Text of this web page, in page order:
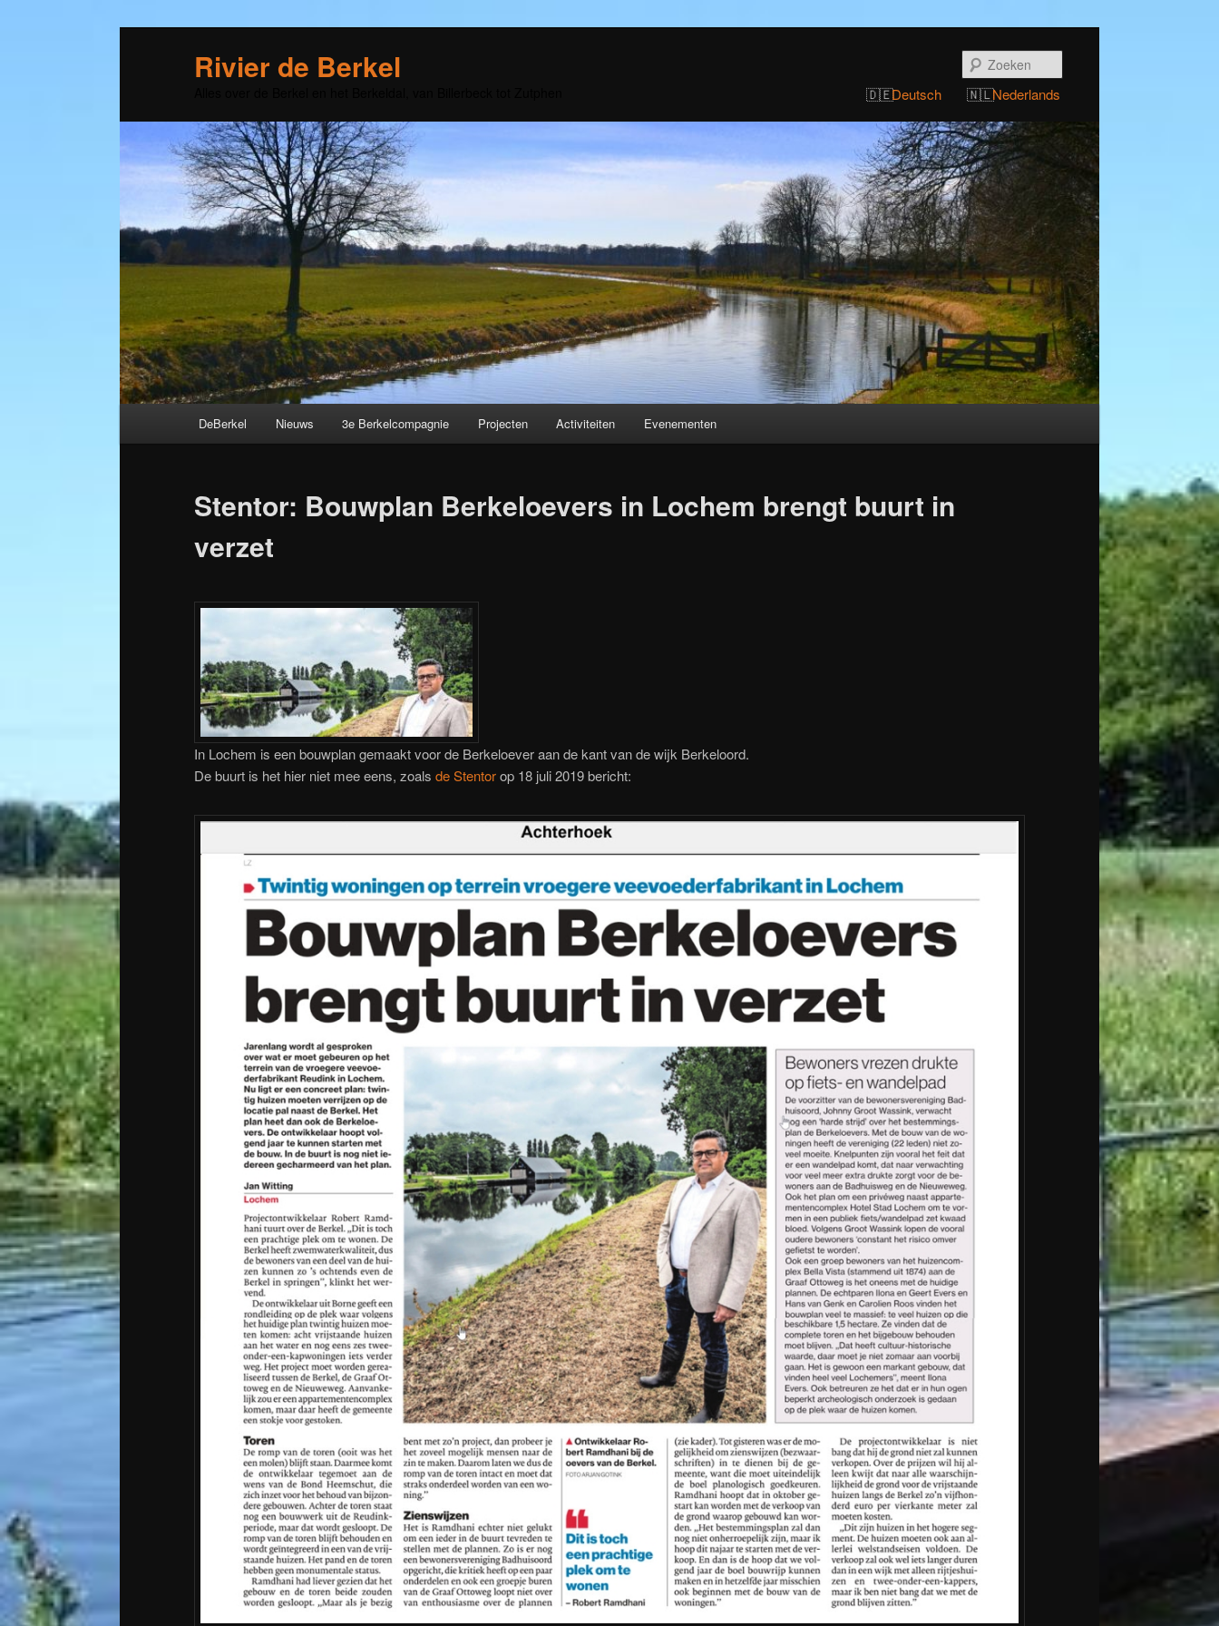
Rivier de Berkel
Deutsch Nederlands
Spring
de
primaire
inhoud
DeBerkel Nieuws 3e Berkelcompagnie Projecten Activiteiten Evenementen
Stentor: Bouwplan Berkeloevers in Lochem brengt buurt in
verzet
In Lochem is een bouwplan gemaakt voor de Berkeloever aan de kant van de wijk Berkeloord.
De buurt is het hier niet mee eens, zoalsde Stentorop 18 juli 2019 bericht: